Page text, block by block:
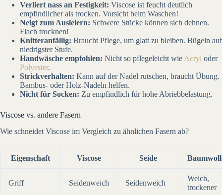
Verliert nass an Festigkeit: Viscose ist feucht deutlich
empfindlicher als trocken. Vorsicht beim Waschen!
Neigt zum Ausleiern: Schwere Stücke können sich dehnen.
Flach trocknen!
Knitteranfällig: Braucht Pflege, um glatt zu bleiben. Bügeln auf
niedrigster Stufe.
Handwäsche empfohlen: Nicht so pflegeleicht wie Acryl oder
Polyester.
Strickverhalten: Kann auf der Nadel rutschen, braucht Übung.
Bambus- oder Holz-Nadeln helfen.
Nicht für Socken: Zu empfindlich für hohe Abriebbelastung.
Viscose vs. andere Fasern
Wie schneidet Viscose im Vergleich zu ähnlichen Fasern ab?
Eigenschaft Viscose Seide
Griff Seidenweich Seidenweich
Weich,
trockener